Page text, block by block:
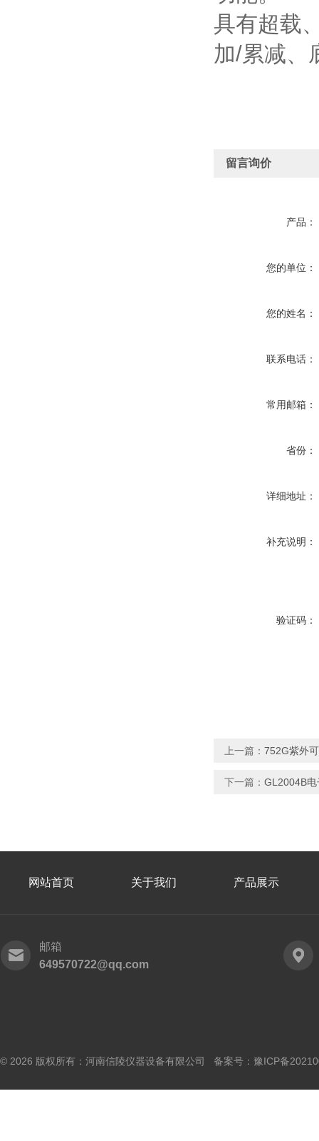
具有超载
加/累减、
留言询价
产品：
您的单位：
您的姓名：
联系电话：
常用邮箱：
省份：
详细地址：
补充说明：
验证码：
上一篇： 752G紫外
下一篇： GL2004B
网站首页 关于我们 产品展示
邮箱
649570722@qq.com
© 2026 版权所有：河南信陵仪器设备有限公司 备案号： 豫ICP备